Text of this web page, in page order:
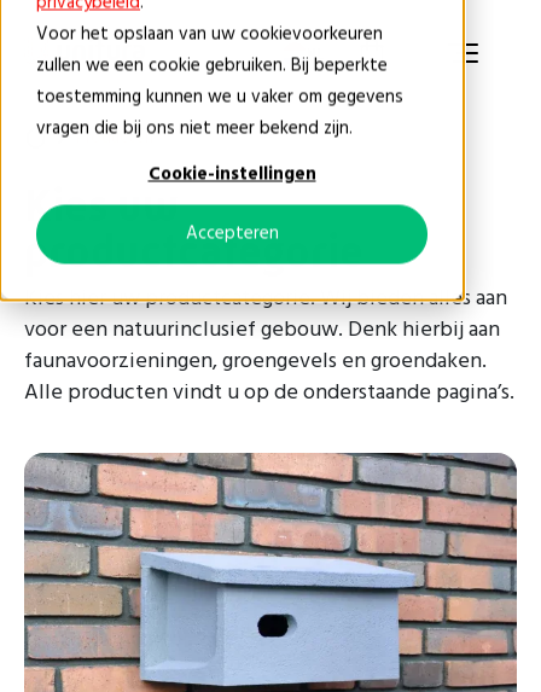
Voor het opslaan van uw cookievoorkeuren
zullen we een cookie gebruiken. Bij beperkte
toestemming kunnen we u vaker om gegevens
vragen die bij ons niet meer bekend zijn.
Cookie-instellingen
Accepteren
NL
Producten
Kies uw
productcategorie
Kies hier uw productcategorie. Wij bieden alles aan
voor een natuurinclusief gebouw. Denk hierbij aan
faunavoorzieningen, groengevels en groendaken.
Alle producten vindt u op de onderstaande pagina’s.